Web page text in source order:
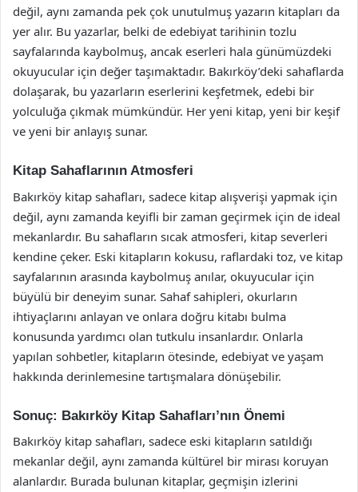
değil, aynı zamanda pek çok unutulmuş yazarın kitapları da
yer alır. Bu yazarlar, belki de edebiyat tarihinin tozlu
sayfalarında kaybolmuş, ancak eserleri hala günümüzdeki
okuyucular için değer taşımaktadır. Bakırköy’deki sahaflarda
dolaşarak, bu yazarların eserlerini keşfetmek, edebi bir
yolculuğa çıkmak mümkündür. Her yeni kitap, yeni bir keşif
ve yeni bir anlayış sunar.
Kitap Sahaflarının Atmosferi
Bakırköy kitap sahafları, sadece kitap alışverişi yapmak için
değil, aynı zamanda keyifli bir zaman geçirmek için de ideal
mekanlardır. Bu sahafların sıcak atmosferi, kitap severleri
kendine çeker. Eski kitapların kokusu, raflardaki toz, ve kitap
sayfalarının arasında kaybolmuş anılar, okuyucular için
büyülü bir deneyim sunar. Sahaf sahipleri, okurların
ihtiyaçlarını anlayan ve onlara doğru kitabı bulma
konusunda yardımcı olan tutkulu insanlardır. Onlarla
yapılan sohbetler, kitapların ötesinde, edebiyat ve yaşam
hakkında derinlemesine tartışmalara dönüşebilir.
Sonuç: Bakırköy Kitap Sahafları’nın Önemi
Bakırköy kitap sahafları, sadece eski kitapların satıldığı
mekanlar değil, aynı zamanda kültürel bir mirası koruyan
alanlardır. Burada bulunan kitaplar, geçmişin izlerini